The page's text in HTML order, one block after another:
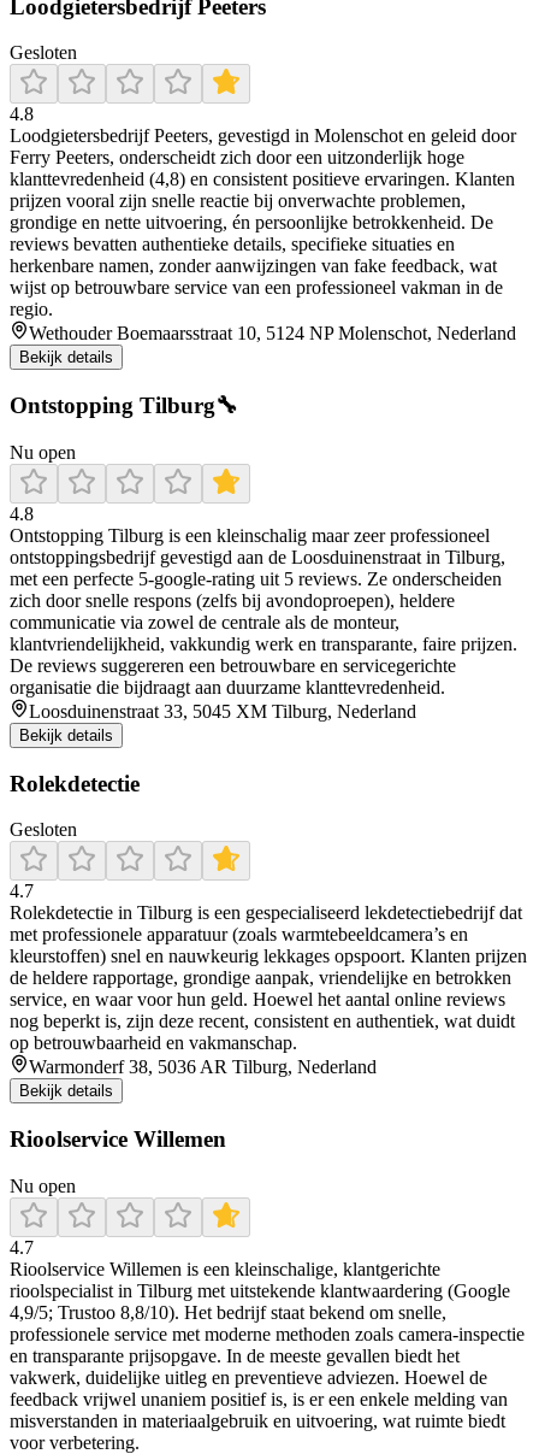
Loodgietersbedrijf Peeters
Gesloten
4.8
Loodgietersbedrijf Peeters, gevestigd in Molenschot en geleid door
Ferry Peeters, onderscheidt zich door een uitzonderlijk hoge
klanttevredenheid (4,8) en consistent positieve ervaringen. Klanten
prijzen vooral zijn snelle reactie bij onverwachte problemen,
grondige en nette uitvoering, én persoonlijke betrokkenheid. De
reviews bevatten authentieke details, specifieke situaties en
herkenbare namen, zonder aanwijzingen van fake feedback, wat
wijst op betrouwbare service van een professioneel vakman in de
regio.
Wethouder Boemaarsstraat 10, 5124 NP Molenschot, Nederland
Bekijk details
Ontstopping Tilburg🔧
Nu open
4.8
Ontstopping Tilburg is een kleinschalig maar zeer professioneel
ontstoppingsbedrijf gevestigd aan de Loosduinenstraat in Tilburg,
met een perfecte 5‑google‑rating uit 5 reviews. Ze onderscheiden
zich door snelle respons (zelfs bij avondoproepen), heldere
communicatie via zowel de centrale als de monteur,
klantvriendelijkheid, vakkundig werk en transparante, faire prijzen.
De reviews suggereren een betrouwbare en servicegerichte
organisatie die bijdraagt aan duurzame klanttevredenheid.
Loosduinenstraat 33, 5045 XM Tilburg, Nederland
Bekijk details
Rolekdetectie
Gesloten
4.7
Rolekdetectie in Tilburg is een gespecialiseerd lekdetectiebedrijf dat
met professionele apparatuur (zoals warmtebeeldcamera’s en
kleurstoffen) snel en nauwkeurig lekkages opspoort. Klanten prijzen
de heldere rapportage, grondige aanpak, vriendelijke en betrokken
service, en waar voor hun geld. Hoewel het aantal online reviews
nog beperkt is, zijn deze recent, consistent en authentiek, wat duidt
op betrouwbaarheid en vakmanschap.
Warmonderf 38, 5036 AR Tilburg, Nederland
Bekijk details
Rioolservice Willemen
Nu open
4.7
Rioolservice Willemen is een kleinschalige, klantgerichte
rioolspecialist in Tilburg met uitstekende klantwaardering (Google
4,9/5; Trustoo 8,8/10). Het bedrijf staat bekend om snelle,
professionele service met moderne methoden zoals camera-inspectie
en transparante prijsopgave. In de meeste gevallen biedt het
vakwerk, duidelijke uitleg en preventieve adviezen. Hoewel de
feedback vrijwel unaniem positief is, is er een enkele melding van
misverstanden in materiaalgebruik en uitvoering, wat ruimte biedt
voor verbetering.